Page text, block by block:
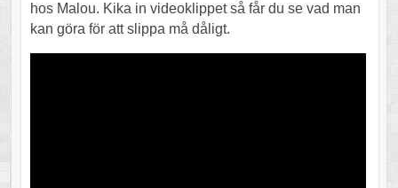
hos Malou. Kika in videoklippet så får du se vad man
kan göra för att slippa må dåligt.